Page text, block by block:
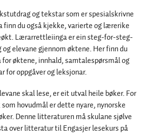
og tekstar som er spesialskrivne
du også kjekke, varierte og lærerike
Lærarrettleiinga er ein steg-for-steg-
elevane gjennom øktene. Her finn du
øktene, innhald, samtalespørsmål og
for oppgåver og leksjonar.
skal lese, er eit utval heile bøker. For
hovudmål er dette nyare, nynorske
Denne litteraturen må skulane sjølve
over litteratur til Engasjer lesekurs på